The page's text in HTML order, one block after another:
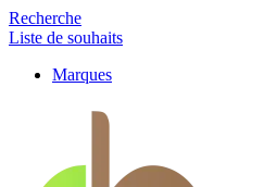
Recherche
Liste de souhaits
Marques